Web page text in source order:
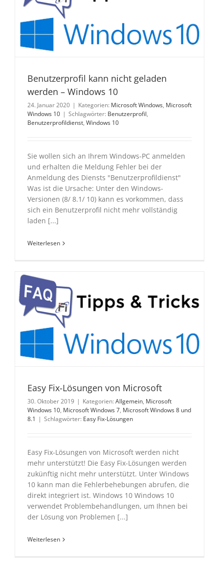
Benutzerprofil kann nicht geladen
werden – Windows 10
24. Januar 2020 | Kategorien: Microsoft Windows, Microsoft
Windows 10 | Schlagwörter: Benutzerprofil,
Benutzerprofildienst, Windows 10
Sie wollen sich an Ihrem Windows-PC anmelden
und erhalten die Meldung Fehler bei der
Anmeldung des Diensts "Benutzerprofildienst"
Was ist die Ursache: Unter den Windows-
Versionen (8/ 8.1/ 10) kann es vorkommen, dass
sich ein Benutzerprofil nicht mehr vollständig
laden [...]
Weiterlesen
Easy Fix-Lösungen von Microsoft
30. Oktober 2019 | Kategorien: Allgemein, Microsoft
Windows 10, Microsoft Windows 7, Microsoft Windows 8 und
8.1 | Schlagwörter: Easy Fix-Lösungen
Easy Fix-Lösungen von Microsoft werden nicht
mehr unterstützt! Die Easy Fix-Lösungen werden
zukünftig nicht mehr unterstützt. Unter Windows
10 kann man die Fehlerbehebungen abrufen, die
direkt integriert ist. Windows 10 Windows 10
verwendet Problembehandlungen, um Ihnen bei
der Lösung von Problemen [...]
Weiterlesen